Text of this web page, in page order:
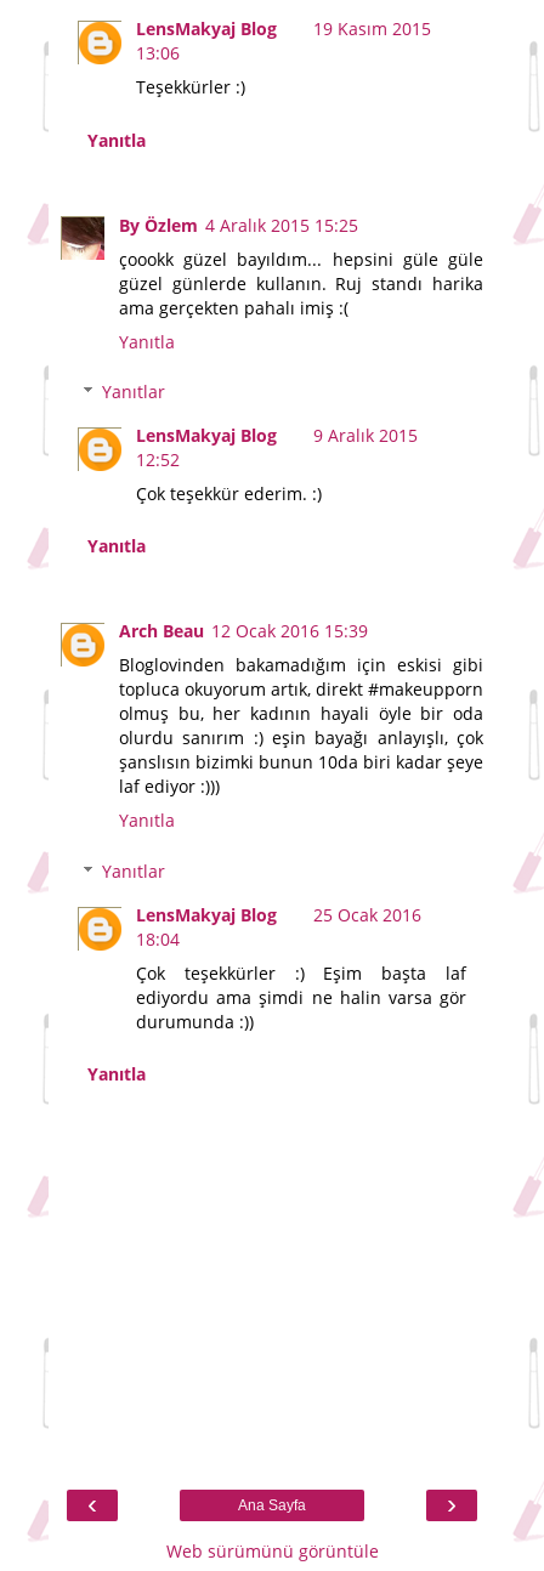
LensMakyaj Blog
19 Kasım 2015
13:06
Teşekkürler :)
Yanıtla
By Özlem 4 Aralık 2015 15:25
çoookk güzel bayıldım... hepsini güle güle
güzel günlerde kullanın. Ruj standı harika
ama gerçekten pahalı imiş :(
Yanıtla
Yanıtlar
LensMakyaj Blog
9 Aralık 2015
12:52
Çok teşekkür ederim. :)
Yanıtla
Arch Beau 12 Ocak 2016 15:39
Bloglovinden bakamadığım için eskisi gibi
topluca okuyorum artık, direkt #makeupporn
olmuş bu, her kadının hayali öyle bir oda
olurdu sanırım :) eşin bayağı anlayışlı, çok
şanslısın bizimki bunun 10da biri kadar şeye
laf ediyor :)))
Yanıtla
Yanıtlar
LensMakyaj Blog
25 Ocak 2016
18:04
Çok teşekkürler :) Eşim başta laf
ediyordu ama şimdi ne halin varsa gör
durumunda :))
Yanıtla
‹ ›
Ana Sayfa
Web sürümünü görüntüle